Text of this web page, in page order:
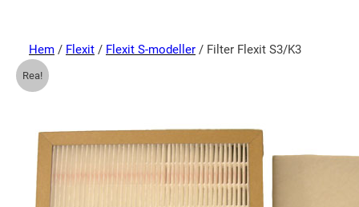
Hem / Flexit / Flexit S-modeller / Filter Flexit S3/K3
Rea!